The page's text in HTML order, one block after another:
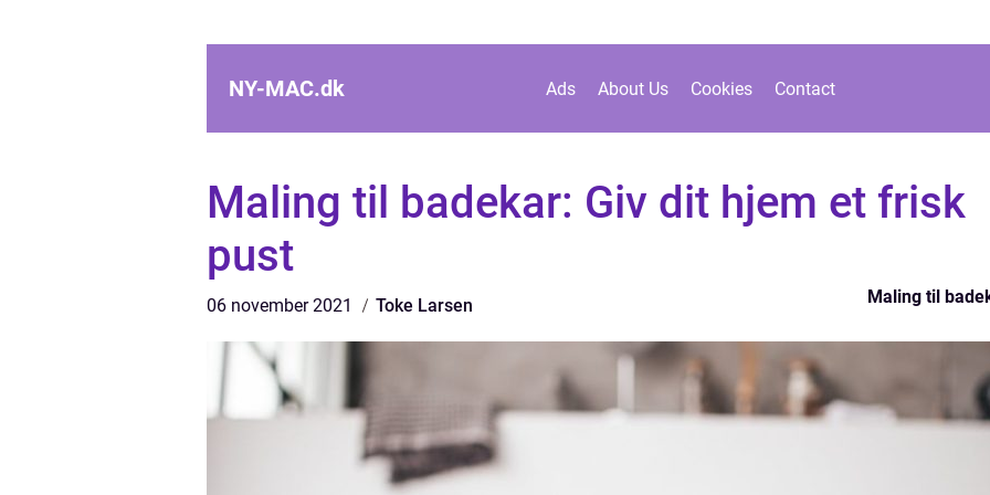
NY-MAC.dk Ads About Us Cookies Contact
Maling til badekar: Giv dit hjem et frisk
pust
06 november 2021 Toke Larsen Maling til